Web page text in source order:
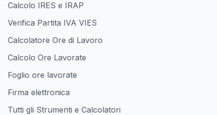
Calcolo IRES e IRAP
Verifica Partita IVA VIES
Calcolatore Ore di Lavoro
Calcolo Ore Lavorate
Foglio ore lavorate
Firma elettronica
Tutti gli Strumenti e Calcolatori